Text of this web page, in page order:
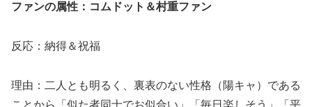
ファンの属性：コムドット＆村重ファン
反応：納得＆祝福
理由：二人とも明るく、裏表のない性格（陽キャ）である
ことから「似た者同士でお似合い」「毎日楽しそう」「平